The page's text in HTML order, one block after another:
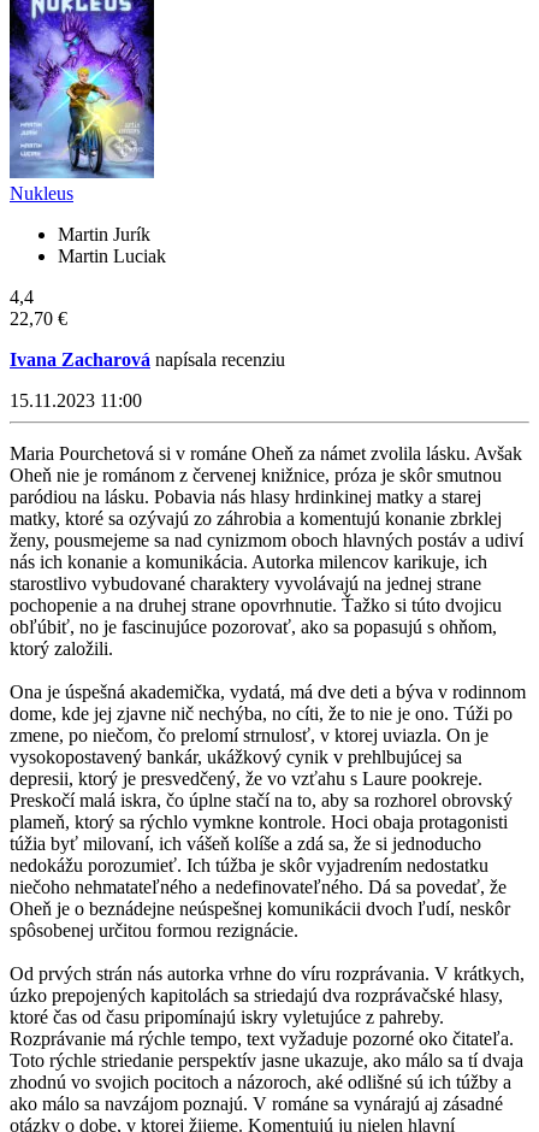
Nukleus
Martin Jurík
Martin Luciak
4,4
22,70 €
Ivana Zacharová napísala recenziu
15.11.2023 11:00
Maria Pourchetová si v románe Oheň za námet zvolila lásku. Avšak
Oheň nie je románom z červenej knižnice, próza je skôr smutnou
paródiou na lásku. Pobavia nás hlasy hrdinkinej matky a starej
matky, ktoré sa ozývajú zo záhrobia a komentujú konanie zbrklej
ženy, pousmejeme sa nad cynizmom oboch hlavných postáv a udiví
nás ich konanie a komunikácia. Autorka milencov karikuje, ich
starostlivo vybudované charaktery vyvolávajú na jednej strane
pochopenie a na druhej strane opovrhnutie. Ťažko si túto dvojicu
obľúbiť, no je fascinujúce pozorovať, ako sa popasujú s ohňom,
ktorý založili.
Ona je úspešná akademička, vydatá, má dve deti a býva v rodinnom
dome, kde jej zjavne nič nechýba, no cíti, že to nie je ono. Túži po
zmene, po niečom, čo prelomí strnulosť, v ktorej uviazla. On je
vysokopostavený bankár, ukážkový cynik v prehlbujúcej sa
depresii, ktorý je presvedčený, že vo vzťahu s Laure pookreje.
Preskočí malá iskra, čo úplne stačí na to, aby sa rozhorel obrovský
plameň, ktorý sa rýchlo vymkne kontrole. Hoci obaja protagonisti
túžia byť milovaní, ich vášeň kolíše a zdá sa, že si jednoducho
nedokážu porozumieť. Ich túžba je skôr vyjadrením nedostatku
niečoho nehmatateľného a nedefinovateľného. Dá sa povedať, že
Oheň je o beznádejne neúspešnej komunikácii dvoch ľudí, neskôr
spôsobenej určitou formou rezignácie.
Od prvých strán nás autorka vrhne do víru rozprávania. V krátkych,
úzko prepojených kapitolách sa striedajú dva rozprávačské hlasy,
ktoré čas od času pripomínajú iskry vyletujúce z pahreby.
Rozprávanie má rýchle tempo, text vyžaduje pozorné oko čitateľa.
Toto rýchle striedanie perspektív jasne ukazuje, ako málo sa tí dvaja
zhodnú vo svojich pocitoch a názoroch, aké odlišné sú ich túžby a
ako málo sa navzájom poznajú. V románe sa vynárajú aj zásadné
otázky o dobe, v ktorej žijeme. Komentujú ju nielen hlavní